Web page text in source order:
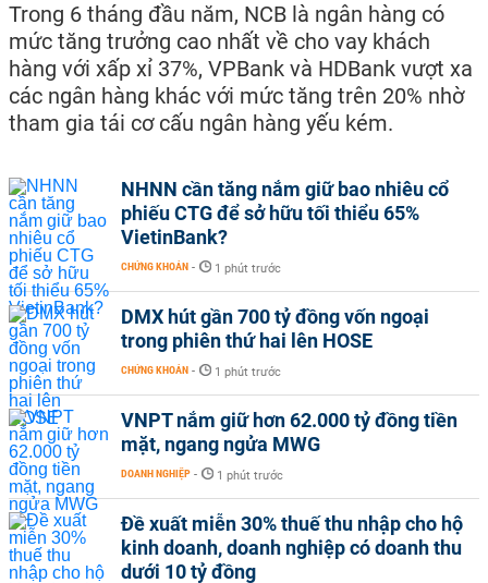
Trong 6 tháng đầu năm, NCB là ngân hàng có
mức tăng trưởng cao nhất về cho vay khách
hàng với xấp xỉ 37%, VPBank và HDBank vượt xa
các ngân hàng khác với mức tăng trên 20% nhờ
tham gia tái cơ cấu ngân hàng yếu kém.
NHNN cần tăng nắm giữ bao nhiêu cổ
phiếu CTG để sở hữu tối thiểu 65%
VietinBank?
CHỨNG KHOÁN - 1 phút trước
DMX hút gần 700 tỷ đồng vốn ngoại
trong phiên thứ hai lên HOSE
CHỨNG KHOÁN - 1 phút trước
VNPT nắm giữ hơn 62.000 tỷ đồng tiền
mặt, ngang ngửa MWG
DOANH NGHIỆP - 1 phút trước
Đề xuất miễn 30% thuế thu nhập cho hộ
kinh doanh, doanh nghiệp có doanh thu
dưới 10 tỷ đồng